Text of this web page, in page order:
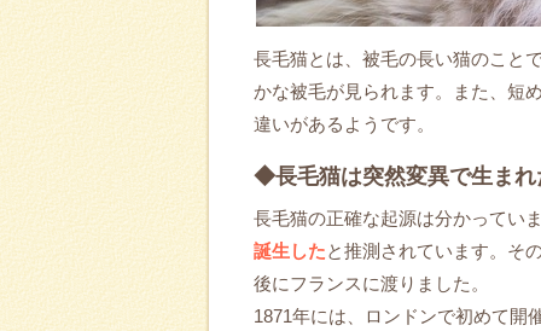
長毛猫とは、被毛の長い猫のこと
かな被毛が見られます。また、短
違いがあるようです。
◆長毛猫は突然変異で生まれ
長毛猫の正確な起源は分かってい
誕生したと推測されています。そ
後にフランスに渡りました。
1871年には、ロンドンで初めて開